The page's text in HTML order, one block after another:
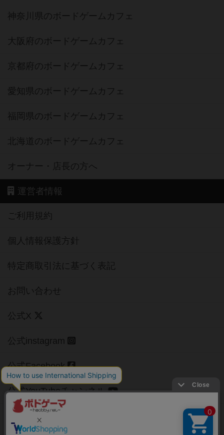
神奈川県のボードゲームカフェ
大阪府のボードゲームカフェ
京都府のボードゲームカフェ
愛知県のボードゲームカフェ
福岡県のボードゲームカフェ
北海道のボードゲームカフェ
オーナー・店長の方へ
運営者情報
ご利用規約
個人情報保護方針
特定商取引法に基づく表記
お問い合わせ
公式X
公式instagram
公式Facebook
公式YouTubeチャンネル